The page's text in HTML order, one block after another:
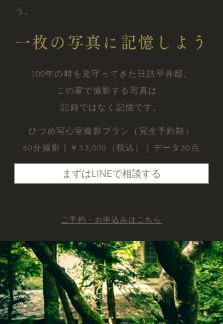
う。
一枚の写真に記憶しよう
100年の時を見守ってきた日詰平井邸。
この家で撮影する写真は、
記録ではなく記憶です。
ひづめ写心室撮影プラン（完全予約制）
60分撮影｜￥33,000（税込）｜データ30点
まずはLINEで相談する
ご予約・お申込みはこちら